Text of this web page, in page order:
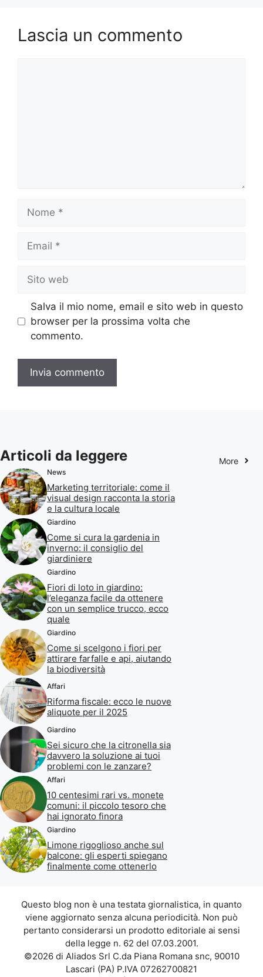
Lascia un commento
Nome
Email
Sito
web
Salva il mio nome, email e sito web in questo
browser per la prossima volta che
commento.
Articoli da leggere More
News
Marketing territoriale: come il
visual design racconta la storia
e la cultura locale
Giardino
Come si cura la gardenia in
inverno: il consiglio del
giardiniere
Giardino
Fiori di loto in giardino:
l’eleganza facile da ottenere
con un semplice trucco, ecco
quale
Giardino
Come si scelgono i fiori per
attirare farfalle e api, aiutando
la biodiversità
Affari
Riforma fiscale: ecco le nuove
aliquote per il 2025
Giardino
Sei sicuro che la citronella sia
davvero la soluzione ai tuoi
problemi con le zanzare?
Affari
10 centesimi rari vs. monete
comuni: il piccolo tesoro che
hai ignorato finora
Giardino
Limone rigoglioso anche sul
balcone: gli esperti spiegano
finalmente come ottenerlo
Questo blog non è una testata giornalistica, in quanto
viene aggiornato senza alcuna periodicità. Non può
pertanto considerarsi un prodotto editoriale ai sensi
della legge n. 62 del 07.03.2001.
©2026 di Aliados Srl C.da Piana Romana snc, 90010
Lascari (PA) P.IVA 07262700821